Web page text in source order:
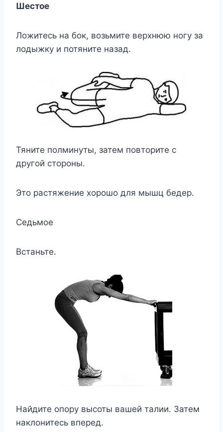
Шестое
Ложитесь на бок, возьмите верхнюю ногу за
лодыжку и потяните назад.
Тяните полминуты, затем повторите с
другой стороны.
Это растяжение хорошо для мышц бедер.
Седьмое
Встаньте.
Найдите опору высоты вашей талии. Затем
наклонитесь вперед.